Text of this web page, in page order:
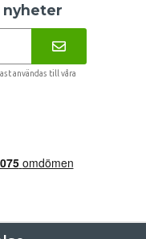
nyheter
användas till våra